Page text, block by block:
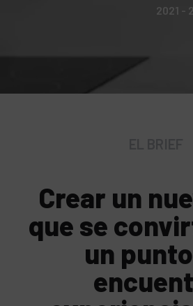
2021 -
Crear un
que se
un